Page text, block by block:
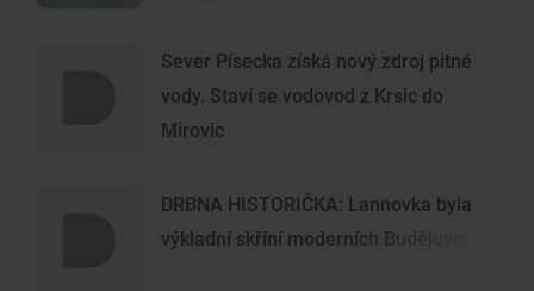
Sever Písecka získá nový zdroj pitné
vody. Staví se vodovod z Krsic do
Mirovic
DRBNA HISTORIČKA: Lannovka byla
výkladní skříní moderních Budějovic